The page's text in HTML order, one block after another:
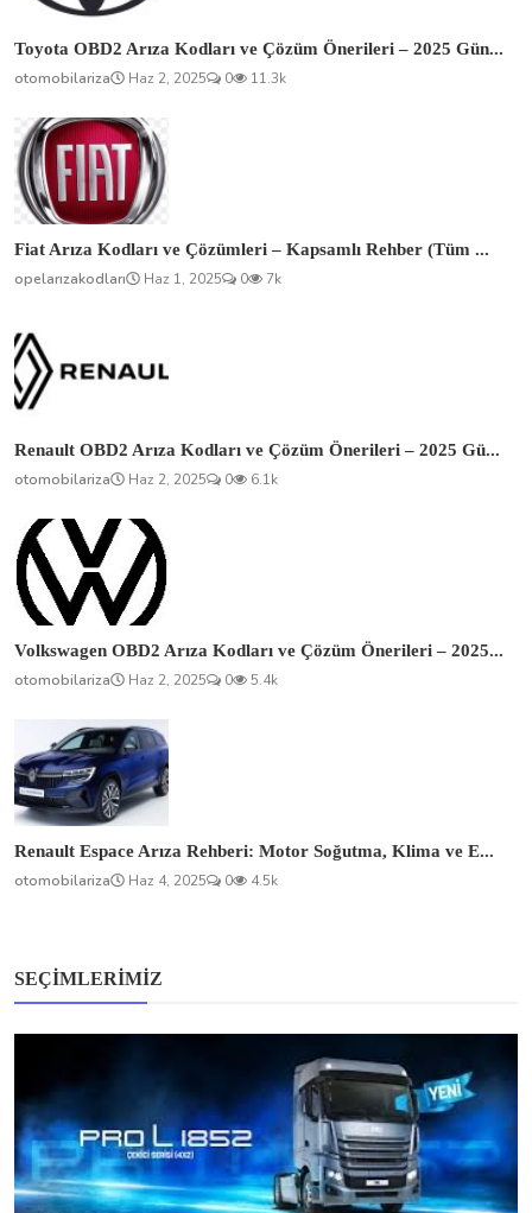
Toyota OBD2 Arıza Kodları ve Çözüm Önerileri – 2025 Gün...
otomobilariza
Haz 2, 2025 0 11.3k
Fiat Arıza Kodları ve Çözümleri – Kapsamlı Rehber (Tüm ...
opelarızakodları
Haz 1, 2025 0 7k
Renault OBD2 Arıza Kodları ve Çözüm Önerileri – 2025 Gü...
otomobilariza
Haz 2, 2025 0 6.1k
Volkswagen OBD2 Arıza Kodları ve Çözüm Önerileri – 2025...
otomobilariza
Haz 2, 2025 0 5.4k
Renault Espace Arıza Rehberi: Motor Soğutma, Klima ve E...
otomobilariza
Haz 4, 2025 0 4.5k
SEÇIMLERIMIZ